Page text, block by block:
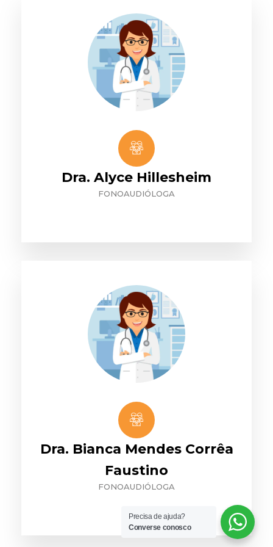
Dra. Alyce Hillesheim
FONOAUDIÓLOGA
Dra. Bianca Mendes Corrêa
Faustino
FONOAUDIÓLOGA
Precisa de ajuda?
Converse conosco